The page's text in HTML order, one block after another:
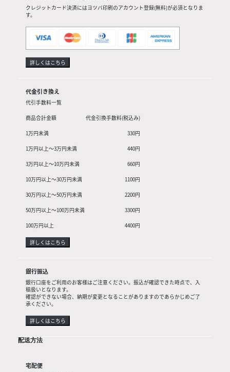
クレジットカード決済にはヨツバ印刷のアカウント登録(無料)が必須となりま
す。
詳しくはこちら
代金引き換え
代引手数料一覧
商品合計金額
1万円未満
1万円以上〜3万円未満
3万円以上〜10万円未満
10万円以上〜30万円未満
30万円以上〜50万円未満
50万円以上〜100万円未満
100万円以上
代金引換手数料(税込み)
330円
440円
660円
1100円
2200円
3300円
4400円
詳しくはこちら
銀行振込
銀行口座をご利用のお客様はご注意ください。振込が確認できた時点で、入
稿扱いとなります。
確認ができない場合、納期が変更となることがありますのであらかじめご了
承ください。
詳しくはこちら
配送方法
宅配便